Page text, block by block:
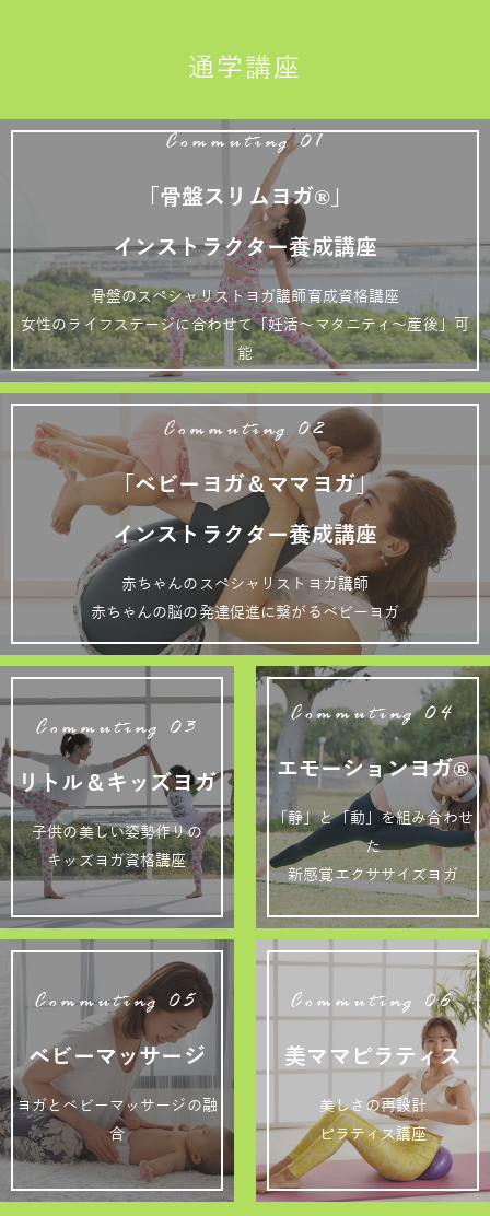
通学講座
Commuting 01
「骨盤スリムヨガ®」
インストラクター養成講座
骨盤のスペシャリストヨガ講師育成資格講座
女性のライフステージに合わせて「妊活～マタニティ～産後」可
能
Commuting 02
「ベビーヨガ＆ママヨガ」
インストラクター養成講座
赤ちゃんのスペシャリストヨガ講師
赤ちゃんの脳の発達促進に繋がるベビーヨガ
Commuting 03
リトル＆キッズヨガ
子供の美しい姿勢作りの
キッズヨガ資格講座
Commuting 04
エモーションヨガ®
「静」と「動」を組み合わせ
た
新感覚エクササイズヨガ
Commuting 05
ベビーマッサージ
ヨガとベビーマッサージの融
合
Commuting 06
美ママピラティス
美しさの再設計
ピラティス講座